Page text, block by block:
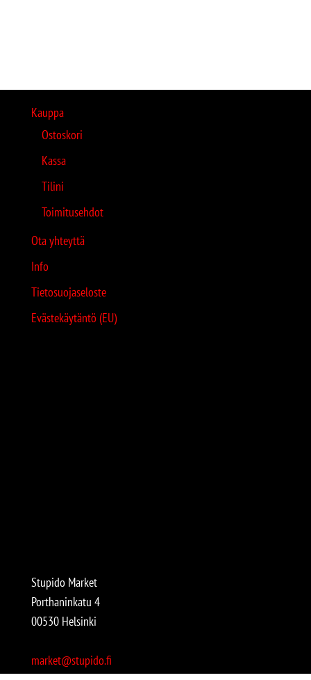
Kauppa
Ostoskori
Kassa
Tilini
Toimitusehdot
Ota yhteyttä
Info
Tietosuojaseloste
Evästekäytäntö (EU)
Stupido Market
Porthaninkatu 4
00530 Helsinki
market@stupido.fi